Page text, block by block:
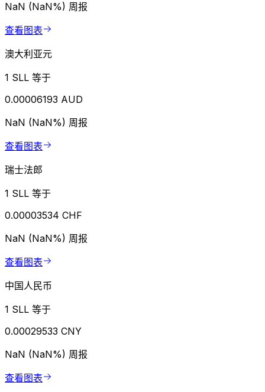
NaN (NaN%) 周报
查看图表
澳大利亚元
1 SLL 等于
0.00006193 AUD
NaN (NaN%) 周报
查看图表
瑞士法郎
1 SLL 等于
0.00003534 CHF
NaN (NaN%) 周报
查看图表
中国人民币
1 SLL 等于
0.00029533 CNY
NaN (NaN%) 周报
查看图表